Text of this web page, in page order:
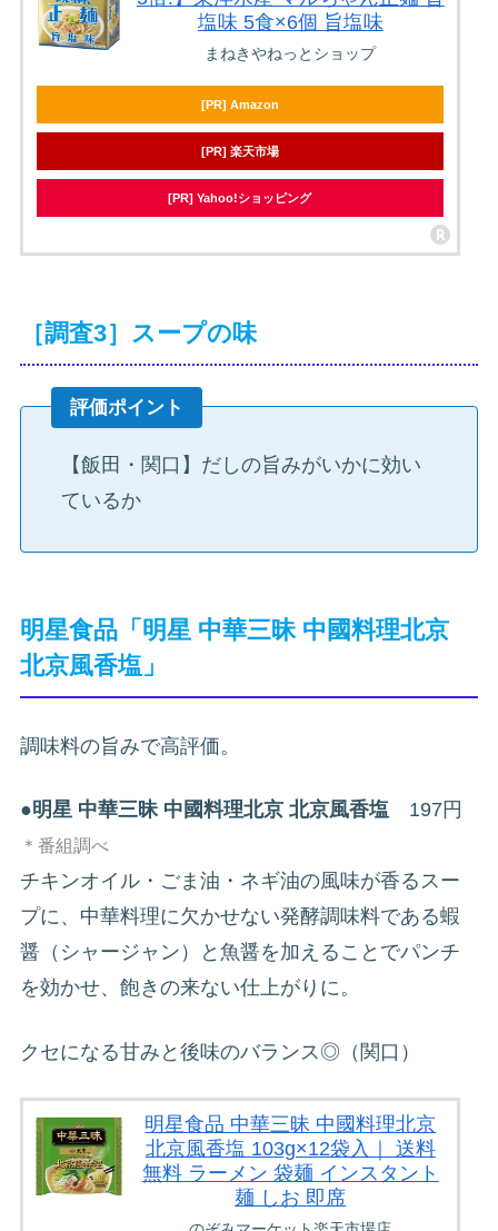
塩味 5食×6個 旨塩味
まねきやねっとショップ
[PR] Amazon
[PR] 楽天市場
[PR] Yahoo!ショッピング
［調査3］スープの味
評価ポイント
【飯田・関口】だしの旨みがいかに効い
ているか
明星食品「明星 中華三昧 中國料理北京
北京風香塩」
調味料の旨みで高評価。
●明星 中華三昧 中國料理北京 北京風香塩 197円
＊番組調べ
チキンオイル・ごま油・ネギ油の風味が香るスー
プに、中華料理に欠かせない発酵調味料である蝦
醤（シャージャン）と魚醤を加えることでパンチ
を効かせ、飽きの来ない仕上がりに。
クセになる甘みと後味のバランス◎（関口）
明星食品 中華三昧 中國料理北京
北京風香塩 103g×12袋入｜ 送料
無料 ラーメン 袋麺 インスタント
麺 しお 即席